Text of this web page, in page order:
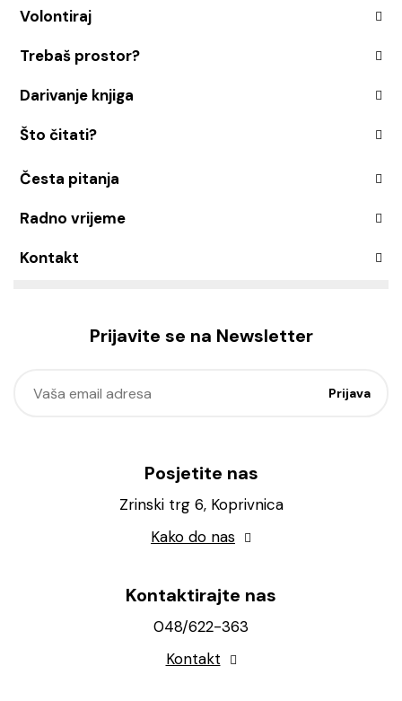
Volontiraj
Trebaš prostor?
Darivanje knjiga
Što čitati?
Česta pitanja
Radno vrijeme
Kontakt
Prijavite se na Newsletter
Posjetite nas
Zrinski trg 6, Koprivnica
Kako do nas
Kontaktirajte nas
048/622-363
Kontakt